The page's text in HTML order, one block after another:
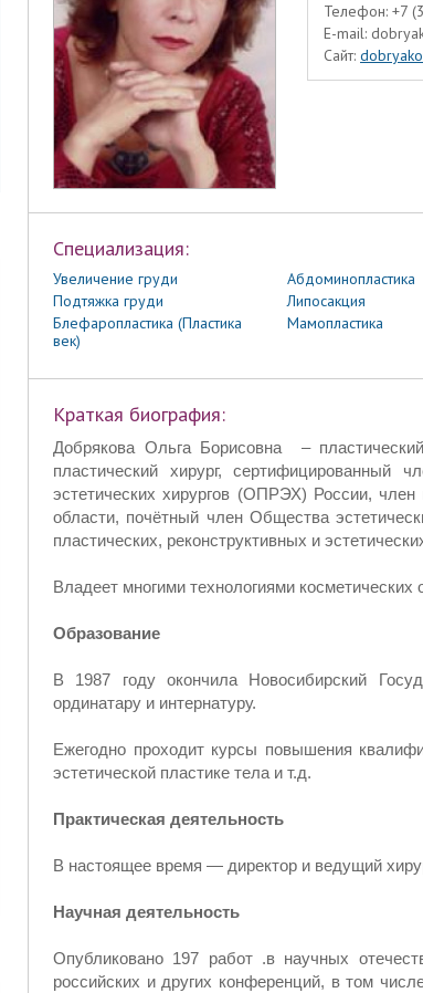
Телефон: +7
E-mail:
Сайт:
Специализация:
Увеличение груди
Подтяжка груди
Блефаропластика (Пластика
век)
Абдоминопластика
Липосакция
Мамопластика
Краткая биография:
Добрякова Ольга Борисовна
–
пластический хирург, сертифицированный
эстетических хирургов (ОПРЭХ) России,
области, почётный член Общества
пластических, реконструктивных и
Владеет многими технологиями косметических
Образование
В 1987 году окончила Новосибирский
ординатару и интернатуру.
Ежегодно проходит курсы повышения
эстетической пластике тела и т.д.
Практическая деятельность
В настоящее время — директор и ведущий
Научная деятельность
Опубликовано 197 работ .в научных
российских и других конференций, в том